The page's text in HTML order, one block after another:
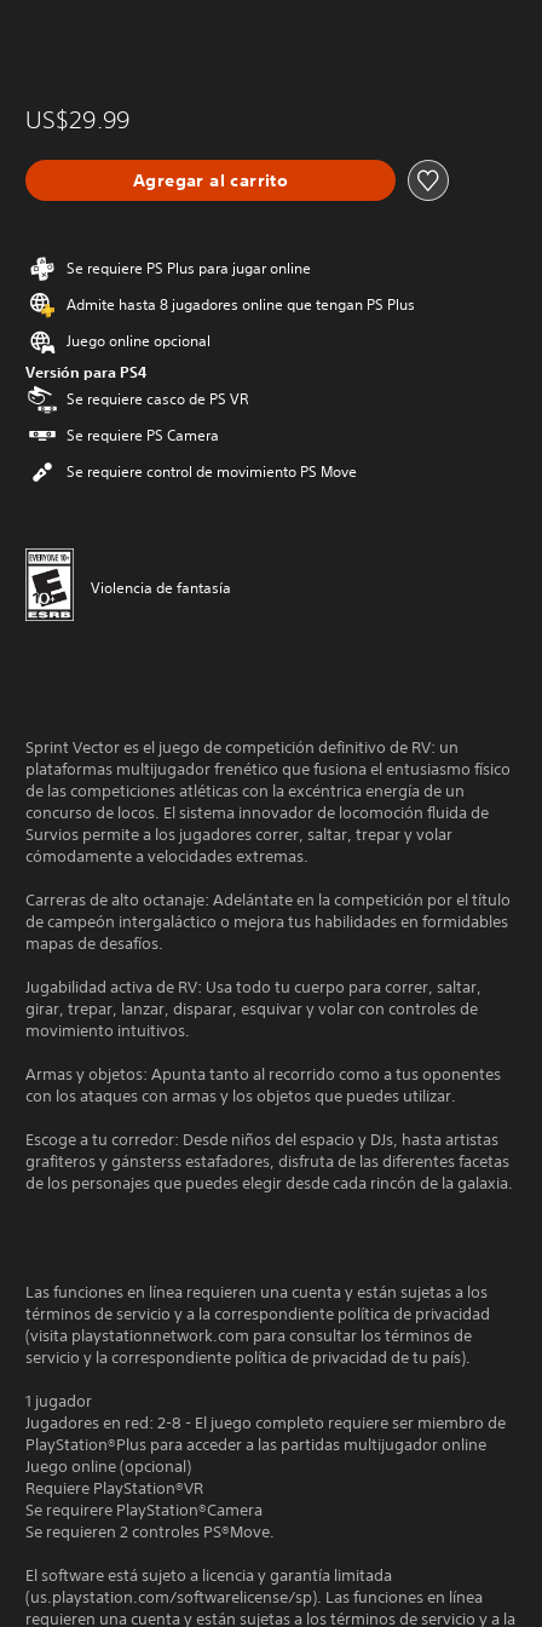
US$29.99
Agregar al carrito
Se requiere PS Plus para jugar online
Admite hasta 8 jugadores online que tengan PS Plus
Juego online opcional
Versión para PS4
Se requiere casco de PS VR
Se requiere PS Camera
Se requiere control de movimiento PS Move
Violencia de fantasía
Sprint Vector es el juego de competición definitivo de RV: un
plataformas multijugador frenético que fusiona el entusiasmo físico
de las competiciones atléticas con la excéntrica energía de un
concurso de locos. El sistema innovador de locomoción fluida de
Survios permite a los jugadores correr, saltar, trepar y volar
cómodamente a velocidades extremas.
Carreras de alto octanaje: Adelántate en la competición por el título
de campeón intergaláctico o mejora tus habilidades en formidables
mapas de desafíos.
Jugabilidad activa de RV: Usa todo tu cuerpo para correr, saltar,
girar, trepar, lanzar, disparar, esquivar y volar con controles de
movimiento intuitivos.
Armas y objetos: Apunta tanto al recorrido como a tus oponentes
con los ataques con armas y los objetos que puedes utilizar.
Escoge a tu corredor: Desde niños del espacio y DJs, hasta artistas
grafiteros y gánsterss estafadores, disfruta de las diferentes facetas
de los personajes que puedes elegir desde cada rincón de la galaxia.
Las funciones en línea requieren una cuenta y están sujetas a los
términos de servicio y a la correspondiente política de privacidad
(visita playstationnetwork.com para consultar los términos de
servicio y la correspondiente política de privacidad de tu país).
1 jugador
Jugadores en red: 2-8 - El juego completo requiere ser miembro de
PlayStation®Plus para acceder a las partidas multijugador online
Juego online (opcional)
Requiere PlayStation®VR
Se requirere PlayStation®Camera
Se requieren 2 controles PS®Move.
El software está sujeto a licencia y garantía limitada
(us.playstation.com/softwarelicense/sp). Las funciones en línea
requieren una cuenta y están sujetas a los términos de servicio y a la